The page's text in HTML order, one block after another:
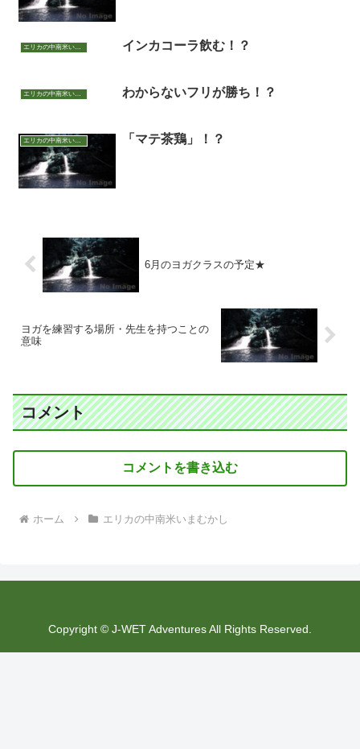
エリカの中南米いまむかし インカコーラ飲む！？
エリカの中南米いまむかし わからないフリが勝ち！？
エリカの中南米いまむかし 「マテ茶鶏」！？
6月のヨガクラスの予定★
ヨガを練習する場所・先生を持つことの
意味
コメント
コメントを書き込む
ホーム エリカの中南米いまむかし
Copyright © J-WET Adventures All Rights Reserved.